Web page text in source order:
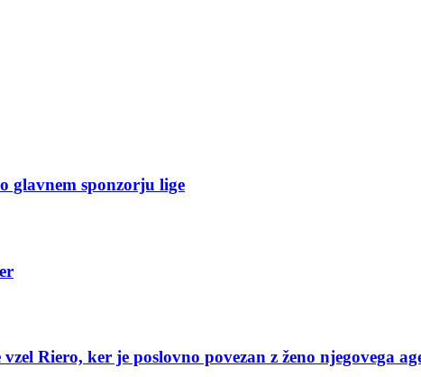
glavnem sponzorju lige
Riero, ker je poslovno povezan z ženo njegovega